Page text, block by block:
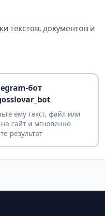
текстов, документов и
бот
ему текст, файл или
сайт и мгновенно
результат